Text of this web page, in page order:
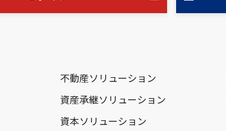
不動産ソリューション
資産承継ソリューション
資本ソリューション